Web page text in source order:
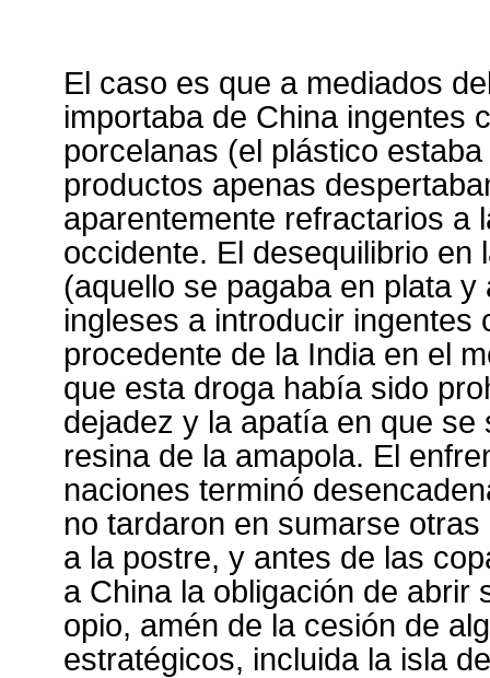
El caso es que a mediados
importaba de China ingentes
porcelanas (el plástico
productos apenas
aparentemente refractarios a
occidente. El desequilibrio en
(aquello se pagaba en plata
ingleses a introducir ingentes
procedente de la India en el
que esta droga había sido
dejadez y la apatía en que
resina de la amapola. El
naciones terminó
no tardaron en sumarse
a la postre, y antes de las
a China la obligación de abrir
opio, amén de la cesión de
estratégicos, incluida la isla